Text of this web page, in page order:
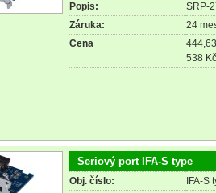
Popis:
SRP-
Záruka:
24
Cena
538
Seriový port IFA-S type
Obj. číslo:
IFA-S